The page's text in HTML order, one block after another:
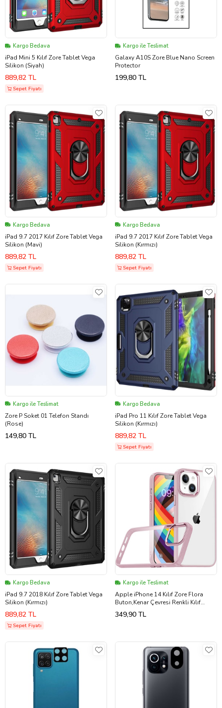
Kargo Bedava
iPad Mini 5 Kılıf Zore Tablet Vega
Silikon (Siyah)
889,82 TL
Sepet Fiyatı
Kargo ile Teslimat
Galaxy A10S Zore Blue Nano Screen
Protector
199,80 TL
Kargo Bedava
iPad 9.7 2017 Kılıf Zore Tablet Vega
Silikon (Mavi)
889,82 TL
Sepet Fiyatı
Kargo Bedava
iPad 9.7 2017 Kılıf Zore Tablet Vega
Silikon (Kırmızı)
889,82 TL
Sepet Fiyatı
Kargo ile Teslimat
Zore P Soket 01 Telefon Standı
(Rose)
149,80 TL
Kargo Bedava
iPad Pro 11 Kılıf Zore Tablet Vega
Silikon (Kırmızı)
889,82 TL
Sepet Fiyatı
Kargo Bedava
iPad 9.7 2018 Kılıf Zore Tablet Vega
Silikon (Kırmızı)
889,82 TL
Sepet Fiyatı
Kargo ile Teslimat
Apple iPhone 14 Kılıf Zore Flora
Buton,Kenar Çevresi Renkli Kılıf
(Rose)
349,90 TL